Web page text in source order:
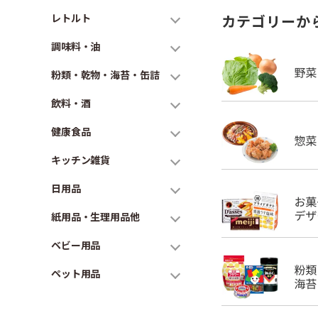
レトルト
調味料・油
粉類・乾物・海苔・缶詰
飲料・酒
健康食品
キッチン雑貨
日用品
紙用品・生理用品他
ベビー用品
ペット用品
カテゴリーか